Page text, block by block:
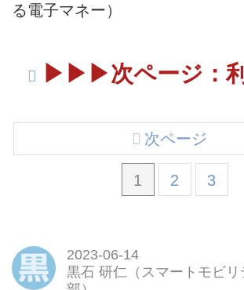
る電子マネー）
▶︎▶︎▶︎次ページ：
1 2 3
次ページ
2023-06-14
黒石 研仁（スマートモビリ